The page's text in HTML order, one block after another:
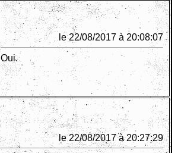
le 22/08/2017 à 20:08:07
Oui.
le 22/08/2017 à 20:27:29